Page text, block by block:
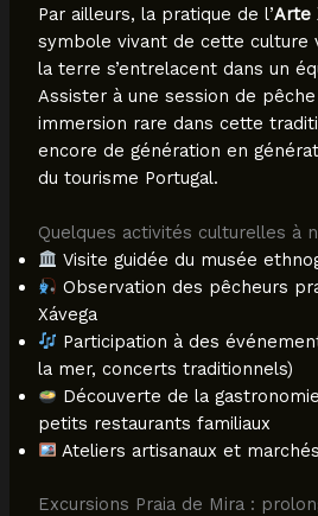
Par ailleurs, la pratique de l’Arte
symbole vivant de cette culture
la terre s’entrelacent dans un
Assister à une session de
immersion rare dans cette
encore de génération en
du tourisme Portugal.
Quelques activités culturelles à
Visite guidée du musée
Observation des pêcheurs
Xávega
Participation à des
la mer, concerts traditionnels)
Découverte de la
petits restaurants familiaux
Ateliers artisanaux et
Excursions Praia de Mira :